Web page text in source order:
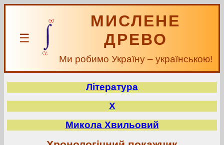
☰
МИСЛЕНЕ
ДРЕВО
Ми робимо Україну – українською!
Література
Х
Микола Хвильовий